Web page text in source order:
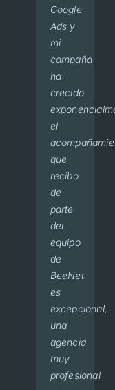
Google
Ads y
mi
campaña
ha
crecido
el
que
recibo
de
parte
del
equipo
de
BeeNet
es
excepcional,
una
agencia
muy
profesional
best
possible
manner
and
with a
huge
sense
of
personal
touch.
We
have
been
working
with
them
for 6
months
now
and
the
service
that I
que
trabajo
con
ellos.
Me
brindan
trato
personalizado
y
siempre
pendientes
de mis
necesidades.
Los
recomiendo
con
los
ojos
cerrados.
Dr.
Olliver
Núñez
cada
mes,
seguimiento
en
cada
mensaje
o
llamada
que
hemos
hecho
por
dudas
o
comentarios.
Las
estrategias
que
implementan
y
sugieren
dan
resultado
del
marketing
de mi
consultorio,
desde
el
inicio,
he
estado
en el
primer
lugar
en los
resultados
de los
buscadores,
me
han
impulsado
al
nivel
tal,
que
hemos
mejorado
nuestras
campañas
y su
servicio
e
informes
son
oportunos!
Juan
Pablo
tengo
25
cirugías
al mes
Dr. Mario,